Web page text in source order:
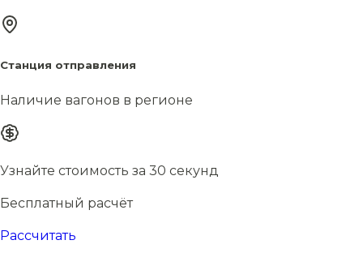
Станция отправления
Наличие вагонов в регионе
Узнайте стоимость за 30 секунд
Бесплатный расчёт
Рассчитать